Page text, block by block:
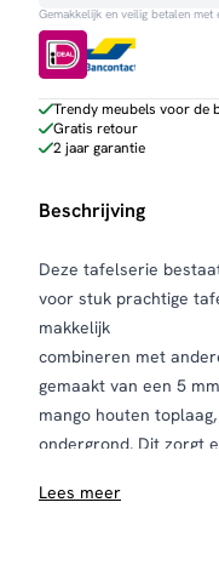
Gemakkelijk en veilig betalen met
Trendy meubels voor de
Gratis retour
2 jaar garantie
Beschrijving
Deze tafelserie
voor stuk prachtige
makkelijk
combineren met
gemaakt van een 5 mm
mango houten
ondergrond. Dit zorgt
het is ook nog eens
Lees meer